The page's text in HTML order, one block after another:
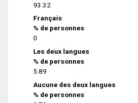
93.32
Français
% de personnes
0
Les deux langues
% de personnes
5.89
Aucune des deux langues
% de personnes